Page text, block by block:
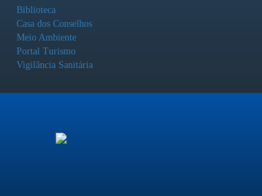
Biblioteca
Casa dos Conselhos
Meio Ambiente
Portal Turismo
Vigilância Sanitária